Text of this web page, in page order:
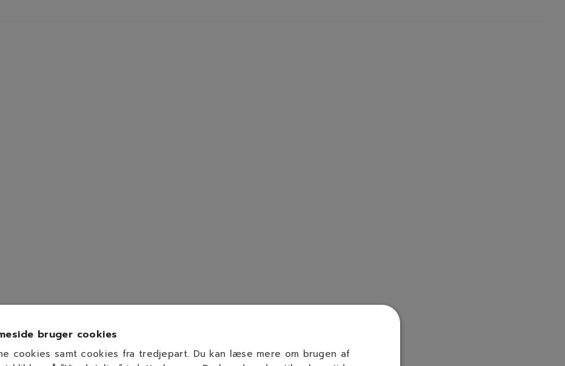
bruger cookies
cookies samt cookies fra tredjepart. Du kan læse mere om brugen af